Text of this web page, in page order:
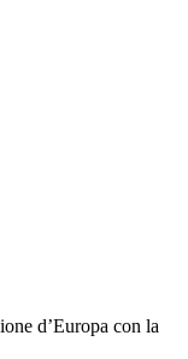
d’Europa con la